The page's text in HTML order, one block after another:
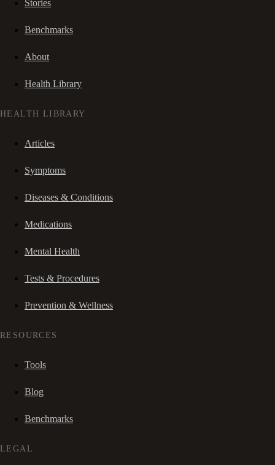
Stories
Benchmarks
About
Health Library
HEALTH LIBRARY
Articles
Symptoms
Diseases & Conditions
Medications
Mental Health
Tests & Procedures
Prevention & Wellness
RESOURCES
Tools
Blog
Benchmarks
LEGAL